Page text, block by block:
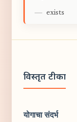
— exists
विस्तृत टीका
योगाचा संदर्भ